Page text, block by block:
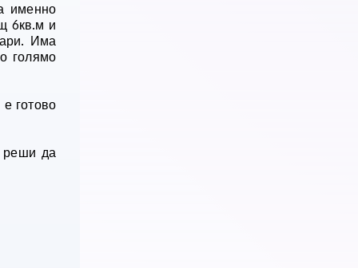
именно
6кв.м и
Има
голямо
готово
реши да